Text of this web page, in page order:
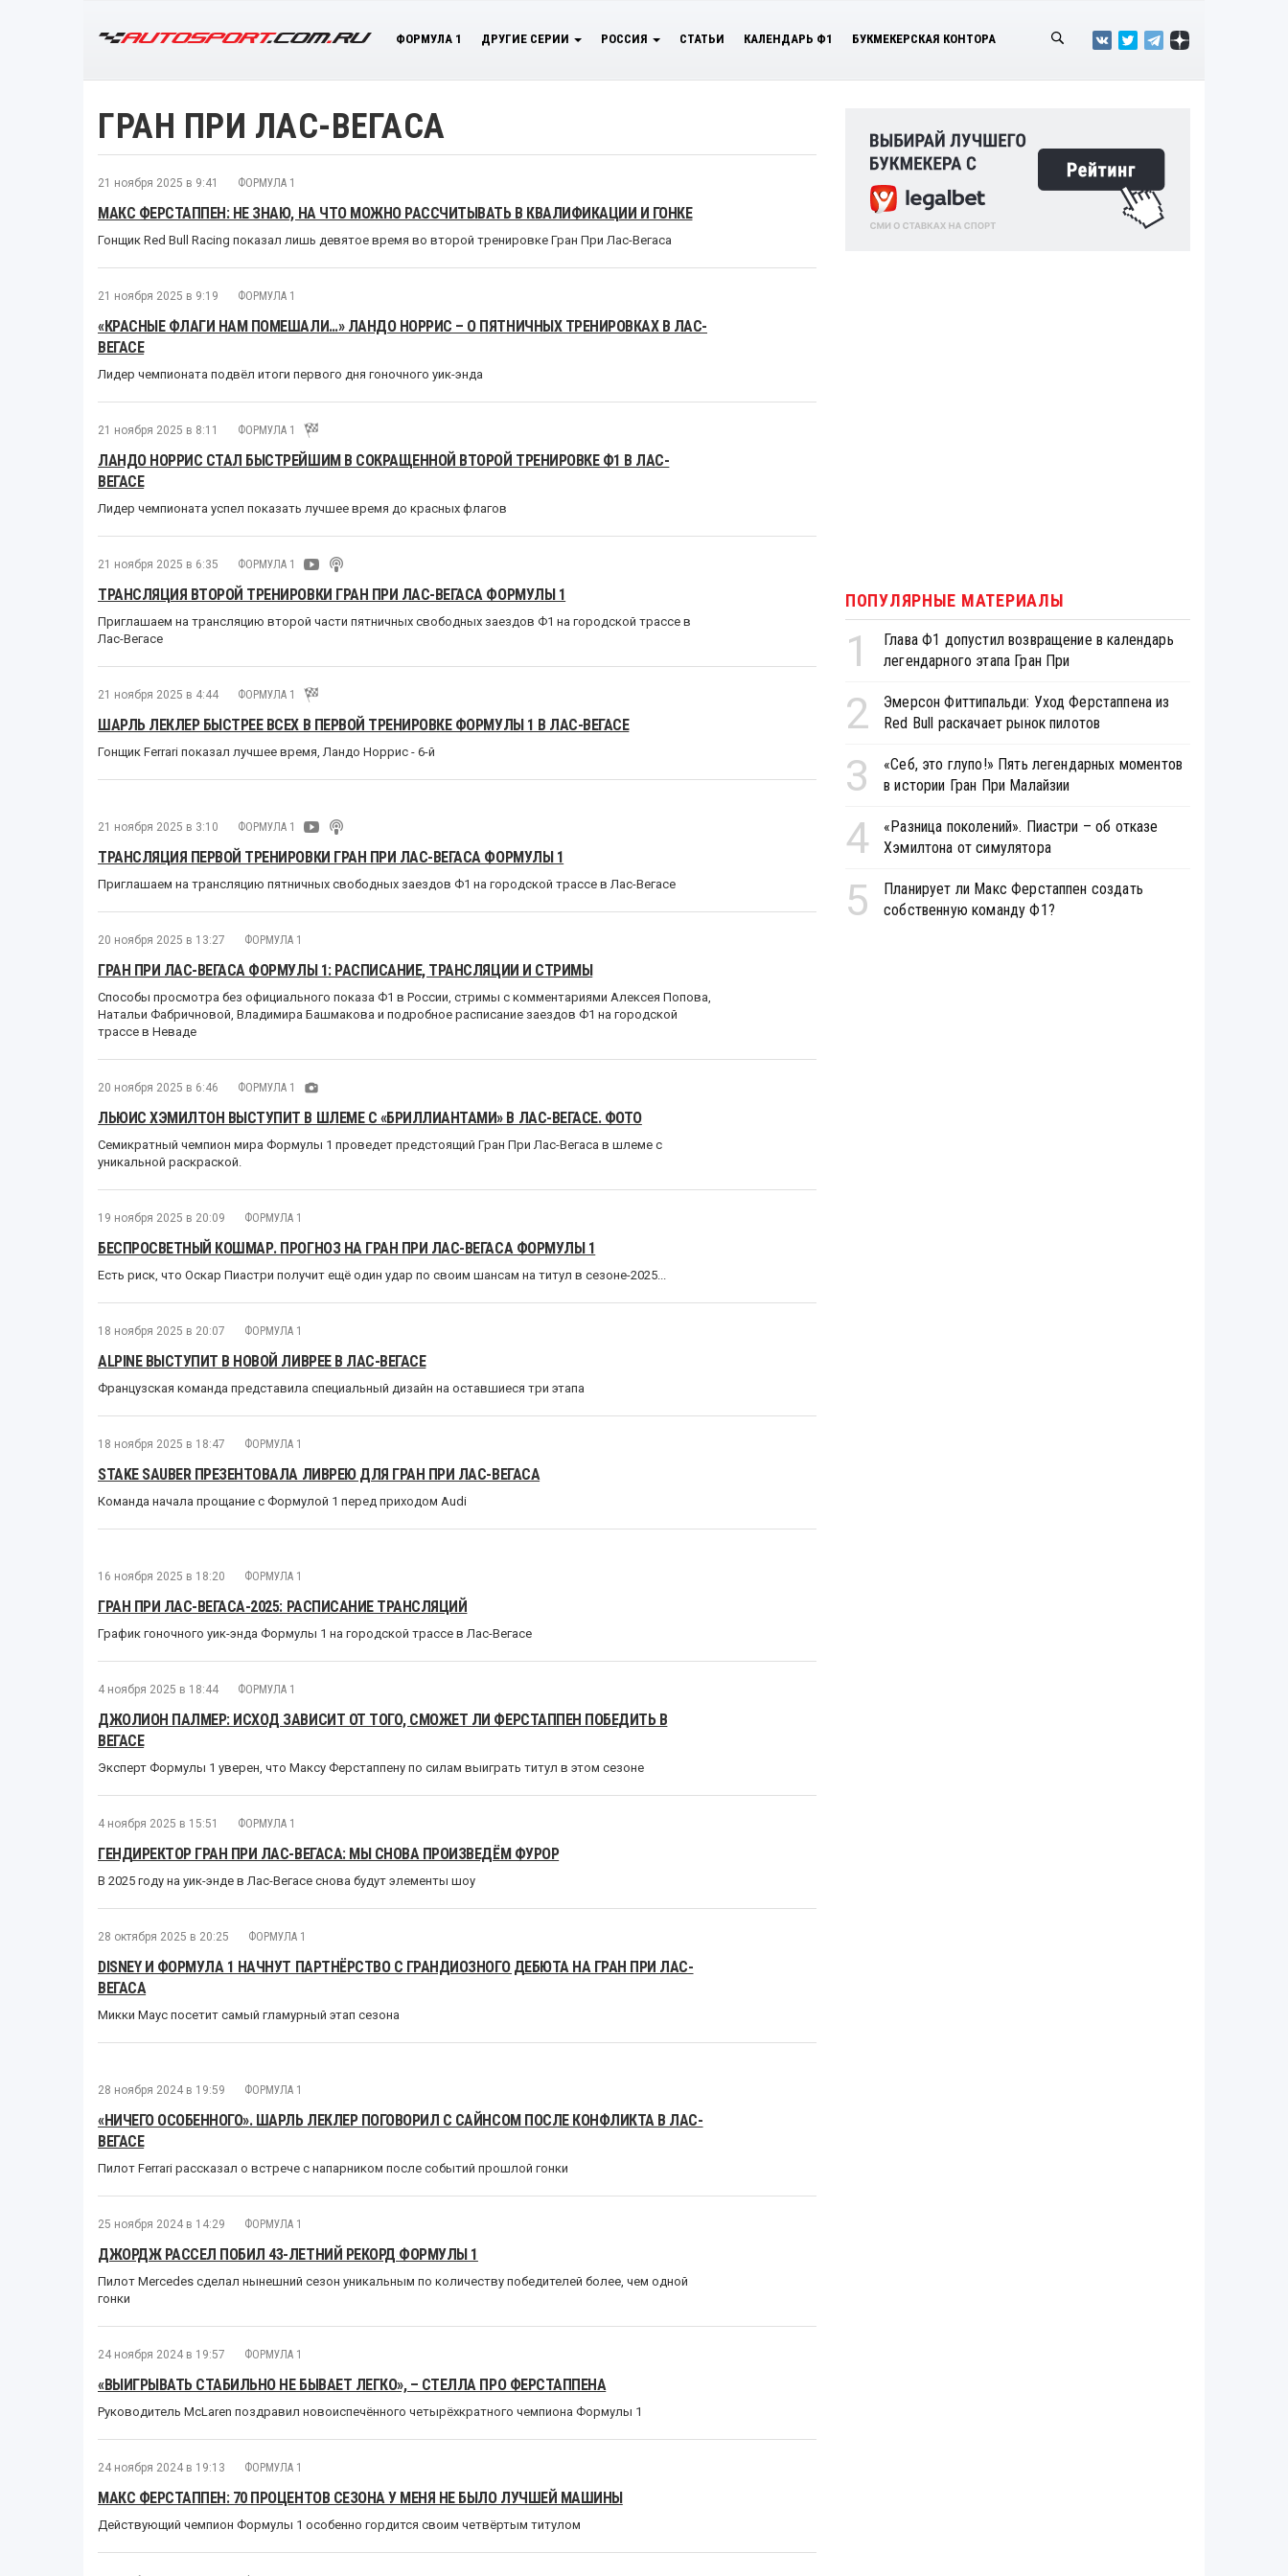
ФОРМУЛА 1 ДРУГИЕ СЕРИИ РОССИЯ СТАТЬИ КАЛЕНДАРЬ Ф1 БУКМЕКЕРСКАЯ КОНТОРА
ГРАН ПРИ ЛАС-ВЕГАСА
21 ноября 2025 в 9:41 ФОРМУЛА 1
МАКС ФЕРСТАППЕН: НЕ ЗНАЮ, НА ЧТО МОЖНО РАССЧИТЫВАТЬ В КВАЛИФИКАЦИИ И ГОНКЕ
Гонщик Red Bull Racing показал лишь девятое время во второй тренировке Гран При Лас-Вегаса
21 ноября 2025 в 9:19 ФОРМУЛА 1
«КРАСНЫЕ ФЛАГИ НАМ ПОМЕШАЛИ…» ЛАНДО НОРРИС – О ПЯТНИЧНЫХ ТРЕНИРОВКАХ В ЛАС-
ВЕГАСЕ
Лидер чемпионата подвёл итоги первого дня гоночного уик-энда
21 ноября 2025 в 8:11 ФОРМУЛА 1
ЛАНДО НОРРИС СТАЛ БЫСТРЕЙШИМ В СОКРАЩЕННОЙ ВТОРОЙ ТРЕНИРОВКЕ Ф1 В ЛАС-
ВЕГАСЕ
Лидер чемпионата успел показать лучшее время до красных флагов
21 ноября 2025 в 6:35 ФОРМУЛА 1
ТРАНСЛЯЦИЯ ВТОРОЙ ТРЕНИРОВКИ ГРАН ПРИ ЛАС-ВЕГАСА ФОРМУЛЫ 1
Приглашаем на трансляцию второй части пятничных свободных заездов Ф1 на городской трассе в
Лас-Вегасе
21 ноября 2025 в 4:44 ФОРМУЛА 1
ШАРЛЬ ЛЕКЛЕР БЫСТРЕЕ ВСЕХ В ПЕРВОЙ ТРЕНИРОВКЕ ФОРМУЛЫ 1 В ЛАС-ВЕГАСЕ
Гонщик Ferrari показал лучшее время, Ландо Норрис - 6-й
21 ноября 2025 в 3:10 ФОРМУЛА 1
ТРАНСЛЯЦИЯ ПЕРВОЙ ТРЕНИРОВКИ ГРАН ПРИ ЛАС-ВЕГАСА ФОРМУЛЫ 1
Приглашаем на трансляцию пятничных свободных заездов Ф1 на городской трассе в Лас-Вегасе
20 ноября 2025 в 13:27 ФОРМУЛА 1
ГРАН ПРИ ЛАС-ВЕГАСА ФОРМУЛЫ 1: РАСПИСАНИЕ, ТРАНСЛЯЦИИ И СТРИМЫ
Способы просмотра без официального показа Ф1 в России, стримы с комментариями Алексея Попова,
Натальи Фабричновой, Владимира Башмакова и подробное расписание заездов Ф1 на городской
трассе в Неваде
20 ноября 2025 в 6:46 ФОРМУЛА 1
ЛЬЮИС ХЭМИЛТОН ВЫСТУПИТ В ШЛЕМЕ С «БРИЛЛИАНТАМИ» В ЛАС-ВЕГАСЕ. ФОТО
Семикратный чемпион мира Формулы 1 проведет предстоящий Гран При Лас-Вегаса в шлеме с
уникальной раскраской.
19 ноября 2025 в 20:09 ФОРМУЛА 1
БЕСПРОСВЕТНЫЙ КОШМАР. ПРОГНОЗ НА ГРАН ПРИ ЛАС-ВЕГАСА ФОРМУЛЫ 1
Есть риск, что Оскар Пиастри получит ещё один удар по своим шансам на титул в сезоне-2025...
18 ноября 2025 в 20:07 ФОРМУЛА 1
ALPINE ВЫСТУПИТ В НОВОЙ ЛИВРЕЕ В ЛАС-ВЕГАСЕ
Французская команда представила специальный дизайн на оставшиеся три этапа
18 ноября 2025 в 18:47 ФОРМУЛА 1
STAKE SAUBER ПРЕЗЕНТОВАЛА ЛИВРЕЮ ДЛЯ ГРАН ПРИ ЛАС-ВЕГАСА
Команда начала прощание с Формулой 1 перед приходом Audi
16 ноября 2025 в 18:20 ФОРМУЛА 1
ГРАН ПРИ ЛАС-ВЕГАСА-2025: РАСПИСАНИЕ ТРАНСЛЯЦИЙ
График гоночного уик-энда Формулы 1 на городской трассе в Лас-Вегасе
4 ноября 2025 в 18:44 ФОРМУЛА 1
ДЖОЛИОН ПАЛМЕР: ИСХОД ЗАВИСИТ ОТ ТОГО, СМОЖЕТ ЛИ ФЕРСТАППЕН ПОБЕДИТЬ В
ВЕГАСЕ
Эксперт Формулы 1 уверен, что Максу Ферстаппену по силам выиграть титул в этом сезоне
4 ноября 2025 в 15:51 ФОРМУЛА 1
ГЕНДИРЕКТОР ГРАН ПРИ ЛАС-ВЕГАСА: МЫ СНОВА ПРОИЗВЕДЁМ ФУРОР
В 2025 году на уик-энде в Лас-Вегасе снова будут элементы шоу
28 октября 2025 в 20:25 ФОРМУЛА 1
DISNEY И ФОРМУЛА 1 НАЧНУТ ПАРТНЁРСТВО С ГРАНДИОЗНОГО ДЕБЮТА НА ГРАН ПРИ ЛАС-
ВЕГАСА
Микки Маус посетит самый гламурный этап сезона
28 ноября 2024 в 19:59 ФОРМУЛА 1
«НИЧЕГО ОСОБЕННОГО». ШАРЛЬ ЛЕКЛЕР ПОГОВОРИЛ С САЙНСОМ ПОСЛЕ КОНФЛИКТА В ЛАС-
ВЕГАСЕ
Пилот Ferrari рассказал о встрече с напарником после событий прошлой гонки
25 ноября 2024 в 14:29 ФОРМУЛА 1
ДЖОРДЖ РАССЕЛ ПОБИЛ 43-ЛЕТНИЙ РЕКОРД ФОРМУЛЫ 1
Пилот Mercedes сделал нынешний сезон уникальным по количеству победителей более, чем одной
гонки
24 ноября 2024 в 19:57 ФОРМУЛА 1
«ВЫИГРЫВАТЬ СТАБИЛЬНО НЕ БЫВАЕТ ЛЕГКО», – СТЕЛЛА ПРО ФЕРСТАППЕНА
Руководитель McLaren поздравил новоиспечённого четырёхкратного чемпиона Формулы 1
24 ноября 2024 в 19:13 ФОРМУЛА 1
МАКС ФЕРСТАППЕН: 70 ПРОЦЕНТОВ СЕЗОНА У МЕНЯ НЕ БЫЛО ЛУЧШЕЙ МАШИНЫ
Действующий чемпион Формулы 1 особенно гордится своим четвёртым титулом
ПОПУЛЯРНЫЕ МАТЕРИАЛЫ
1
Глава Ф1 допустил возвращение в календарь
легендарного этапа Гран При
2
Эмерсон Фиттипальди: Уход Ферстаппена из
Red Bull раскачает рынок пилотов
3
«Себ, это глупо!» Пять легендарных моментов
в истории Гран При Малайзии
4
«Разница поколений». Пиастри – об отказе
Хэмилтона от симулятора
5
Планирует ли Макс Ферстаппен создать
собственную команду Ф1?